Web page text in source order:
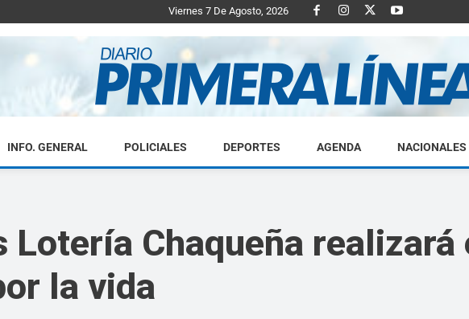
Viernes 7 De Agosto, 2026
Diario
INFO. GENERAL POLICIALES DEPORTES AGENDA NACIONALES
Lotería Chaqueña
la vida